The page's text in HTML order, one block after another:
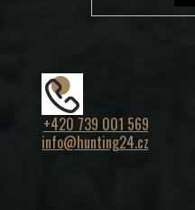
+420 739 001 569
info@hunting24.cz